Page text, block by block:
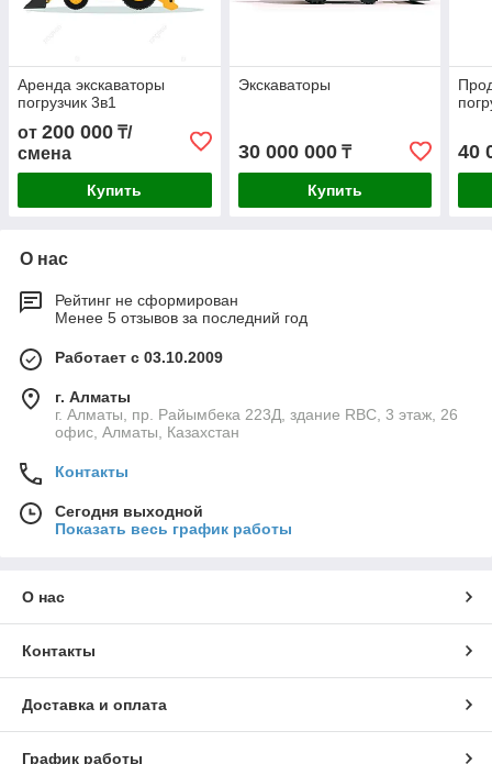
Аренда экскаваторы
погрузчик 3в1
от 200 000 ₸/
смена
Купить
Экскаваторы
30 000 000₸
Купить
40
О нас
Рейтинг не сформирован
Менее 5 отзывов за последний год
Работает с 03.10.2009
г. Алматы
г. Алматы, пр. Райымбека 223Д, здание RBC, 3 этаж, 26
офис, Алматы, Казахстан
Контакты
Сегодня выходной
Показать весь график работы
О нас
Контакты
Доставка и оплата
График работы